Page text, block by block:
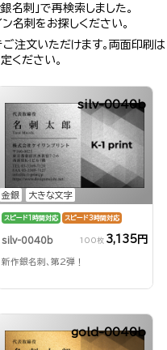
名刺」で再検索しました。
名刺をお探しください。
注文いただけます。両面印刷は
ください。
金銀 大きな文字
silv-0040b
スピード1時間対応 スピード3時間対応
silv-0040b 100枚 3,135円
新作銀名刺、第2弾！
gold-0040b